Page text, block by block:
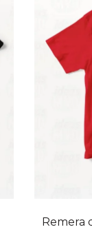
Remera